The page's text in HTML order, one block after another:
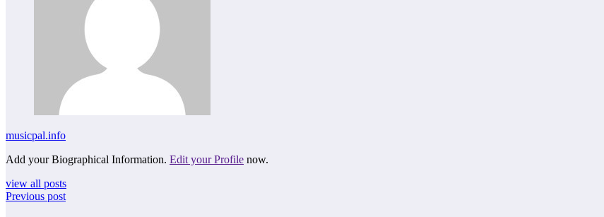
musicpal.info
Add your Biographical Information. Edit your Profile now.
view all posts
Previous post